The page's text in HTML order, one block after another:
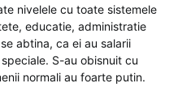
nivelele cu toate sistemele
educatie, administratie
abtina, ca ei au salarii
S-au obisnuit cu
normali au foarte putin.